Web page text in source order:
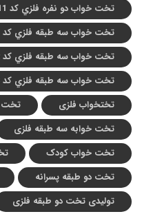
تخت خواب دو نفره فلزي کد s11
تخت خواب سه طبقه فلزي کد a1
تخت خواب سه طبقه فلزي کد a2
تخت خواب سه طبقه فلزي کد a3
تختخواب فلزی
تخت
تخت خوابه سه طبقه فلزی
تخت خواب کودک
تخت دو طبقه پسرانه
تولیدی تخت دو طبقه فلزی